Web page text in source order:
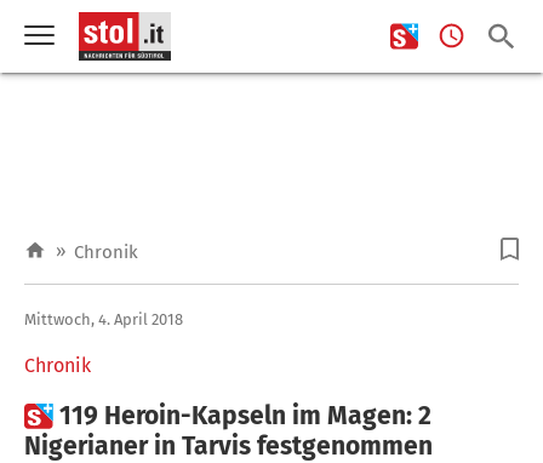
» Chronik
Chronik
Mittwoch, 4. April 2018
119 Heroin-Kapseln im Magen: 2
Nigerianer in Tarvis festgenommen